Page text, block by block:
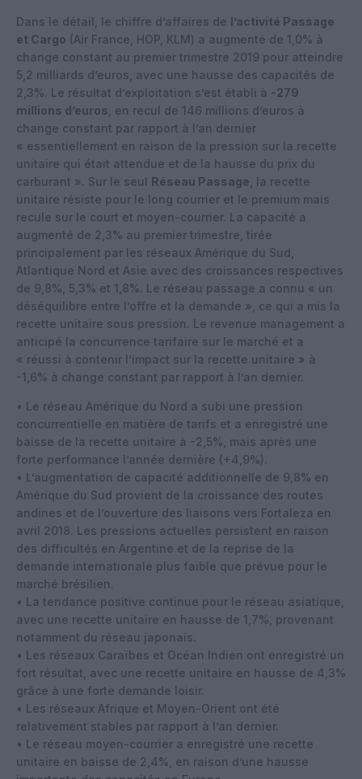
Dans le détail, le chiffre d’affaires de l’activité Passage
et Cargo (Air France, HOP, KLM) a augmenté de 1,0% à
change constant au premier trimestre 2019 pour atteindre
5,2 milliards d’euros, avec une hausse des capacités de
2,3%. Le résultat d’exploitation s’est établi à -279
millions d’euros , en recul de 146 millions d’euros à
change constant par rapport à l’an dernier
« essentiellement en raison de la pression sur la recette
unitaire qui était attendue et de la hausse du prix du
carburant ». Sur le seul Réseau Passage , la recette
unitaire résiste pour le long courrier et le premium mais
recule sur le court et moyen-courrier. La capacité a
augmenté de 2,3% au premier trimestre, tirée
principalement par les réseaux Amérique du Sud,
Atlantique Nord et Asie avec des croissances respectives
de 9,8%, 5,3% et 1,8%. Le réseau passage a connu « un
déséquilibre entre l’offre et la demande », ce qui a mis la
recette unitaire sous pression. Le revenue management a
anticipé la concurrence tarifaire sur le marché et a
« réussi à contenir l’impact sur la recette unitaire » à
-1,6% à change constant par rapport à l’an dernier.
• Le réseau Amérique du Nord a subi une pression
concurrentielle en matière de tarifs et a enregistré une
baisse de la recette unitaire à -2,5%, mais après une
forte performance l’année dernière (+4,9%).
• L’augmentation de capacité additionnelle de 9,8% en
Amérique du Sud provient de la croissance des routes
andines et de l’ouverture des liaisons vers Fortaleza en
avril 2018. Les pressions actuelles persistent en raison
des difficultés en Argentine et de la reprise de la
demande internationale plus faible que prévue pour le
marché brésilien.
• La tendance positive continue pour le réseau asiatique,
avec une recette unitaire en hausse de 1,7%, provenant
notamment du réseau japonais.
• Les réseaux Caraïbes et Océan Indien ont enregistré un
fort résultat, avec une recette unitaire en hausse de 4,3%
grâce à une forte demande loisir.
• Les réseaux Afrique et Moyen-Orient ont été
relativement stables par rapport à l’an dernier.
• Le réseau moyen-courrier a enregistré une recette
unitaire en baisse de 2,4%, en raison d’une hausse